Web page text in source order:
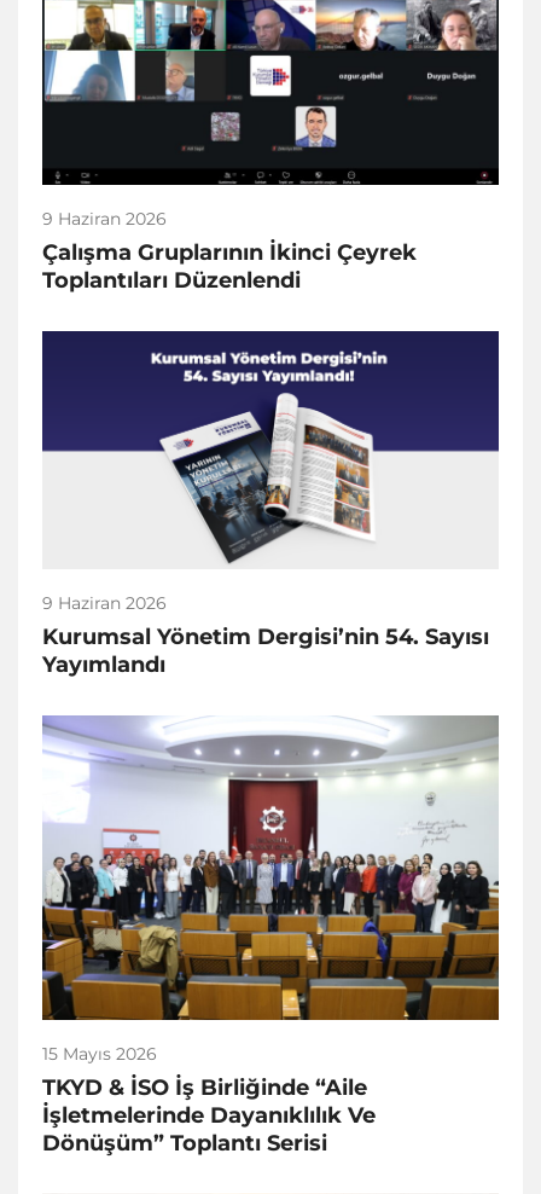
9 Haziran 2026
Çalışma Gruplarının İkinci Çeyrek
Toplantıları Düzenlendi
9 Haziran 2026
Kurumsal Yönetim Dergisi’nin 54. Sayısı
Yayımlandı
15 Mayıs 2026
TKYD & İSO İş Birliğinde “Aile
İşletmelerinde Dayanıklılık Ve
Dönüşüm” Toplantı Serisi